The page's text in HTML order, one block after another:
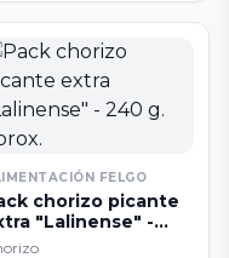
FELGO
chorizo picante
"Lalinense" -
g. aprox.